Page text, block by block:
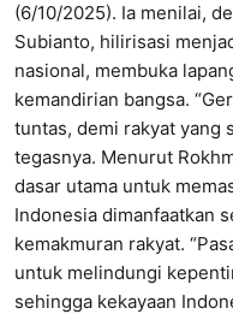
(6/10/2025). Ia menilai,
Subianto, hilirisasi
nasional, membuka
kemandirian bangsa.
tuntas, demi rakyat yang
tegasnya. Menurut
dasar utama untuk
Indonesia dimanfaatkan
kemakmuran rakyat.
untuk melindungi
sehingga kekayaan